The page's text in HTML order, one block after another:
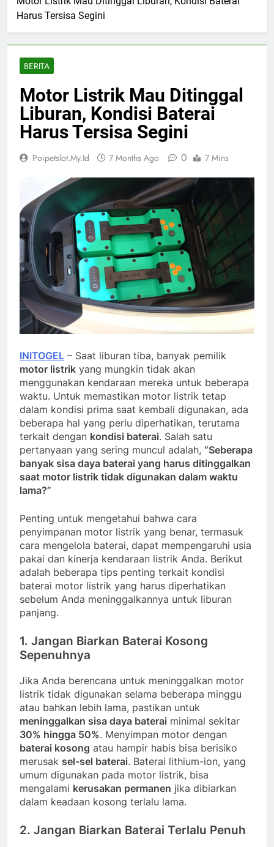
Harus Tersisa Segini
BERITA
Motor Listrik Mau Ditinggal
Liburan, Kondisi Baterai
Harus Tersisa Segini
Poipetslot.my.id 7 Months Ago 0 7 Mins
INITOGEL – Saat liburan tiba, banyak pemilik
motor listrik yang mungkin tidak akan
menggunakan kendaraan mereka untuk beberapa
waktu. Untuk memastikan motor listrik tetap
dalam kondisi prima saat kembali digunakan, ada
beberapa hal yang perlu diperhatikan, terutama
terkait dengan kondisi baterai. Salah satu
pertanyaan yang sering muncul adalah, “Seberapa
banyak sisa daya baterai yang harus ditinggalkan
saat motor listrik tidak digunakan dalam waktu
lama?”
Penting untuk mengetahui bahwa cara
penyimpanan motor listrik yang benar, termasuk
cara mengelola baterai, dapat mempengaruhi usia
pakai dan kinerja kendaraan listrik Anda. Berikut
adalah beberapa tips penting terkait kondisi
baterai motor listrik yang harus diperhatikan
sebelum Anda meninggalkannya untuk liburan
panjang.
1. Jangan Biarkan Baterai Kosong
Sepenuhnya
Jika Anda berencana untuk meninggalkan motor
listrik tidak digunakan selama beberapa minggu
atau bahkan lebih lama, pastikan untuk
meninggalkan sisa daya baterai minimal sekitar
30% hingga 50%. Menyimpan motor dengan
baterai kosong atau hampir habis bisa berisiko
merusak sel-sel baterai. Baterai lithium-ion, yang
umum digunakan pada motor listrik, bisa
mengalami kerusakan permanen jika dibiarkan
dalam keadaan kosong terlalu lama.
2. Jangan Biarkan Baterai Terlalu Penuh